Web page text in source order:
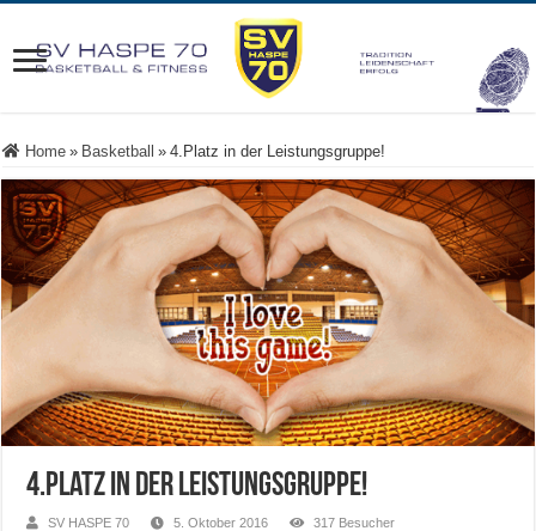
Home » Basketball » 4.Platz in der Leistungsgruppe!
4.Platz in der Leistungsgruppe!
SV HASPE 70 5. Oktober 2016 317 Besucher